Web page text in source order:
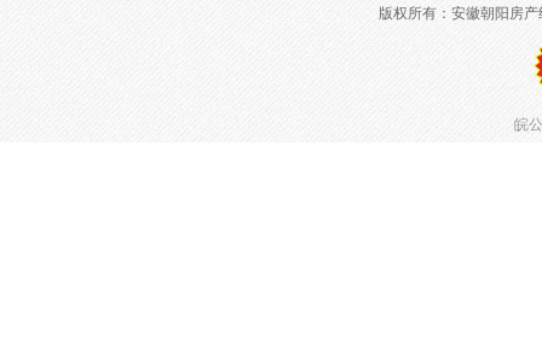
版权所有：安徽朝阳房
皖